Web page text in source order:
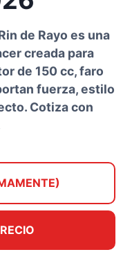
de Rayo es una
creada para
de 150 cc, faro
fuerza, estilo
Cotiza con